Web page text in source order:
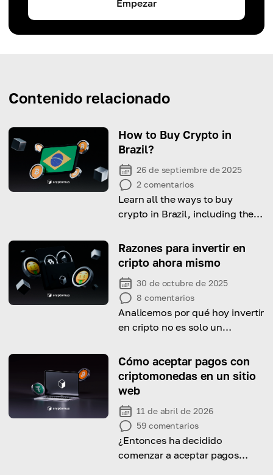
Empezar
Contenido relacionado
How to Buy Crypto in
Brazil?
26 de septiembre de 2025
2 comentarios
Learn all the ways to buy
crypto in Brazil, including the
and step-by-step guide on how
to do it.
Razones para invertir en
cripto ahora mismo
30 de octubre de 2025
8 comentarios
Analicemos por qué hoy invertir
en cripto no es solo un
elección inteligente.
Cómo aceptar pagos con
criptomonedas en un sitio
web
11 de abril de 2026
59 comentarios
¿Entonces ha decidido
comenzar a aceptar pagos